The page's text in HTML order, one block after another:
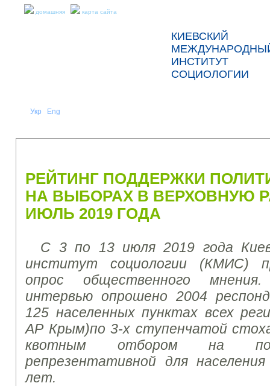
домашняя карта сайта
КИЕВСКИЙ
ИНСТИТУТ
СОЦИОЛОГИИ
Укр Eng
РЕЙТИНГ ПОДДЕРЖКИ
НА ВЫБОРАХ В ВЕРХОВНУЮ
ИЮЛЬ 2019 ГОДА
С 3 по 13 июля 2019 года
институт социологии (КМИС)
опрос общественного
интервью опрошено 2004
125 населенных пунктах всех
АР Крым)по 3-х ступенчатой
квотным отбором на
репрезентативной для
лет.